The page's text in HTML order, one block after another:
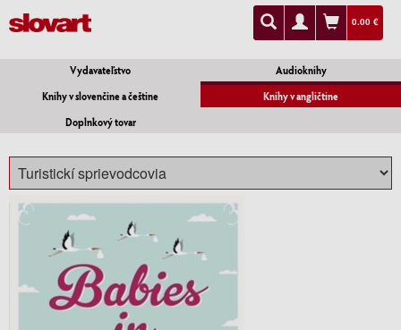
0.00 €
Vydavateľstvo
Audioknihy
Knihy v slovenčine a češtine
Knihy v angličtine
Doplnkový tovar